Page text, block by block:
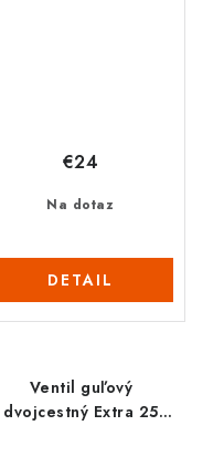
Na dotaz
€24
DETAIL
Ventil guľový
dvojcestný Extra 25